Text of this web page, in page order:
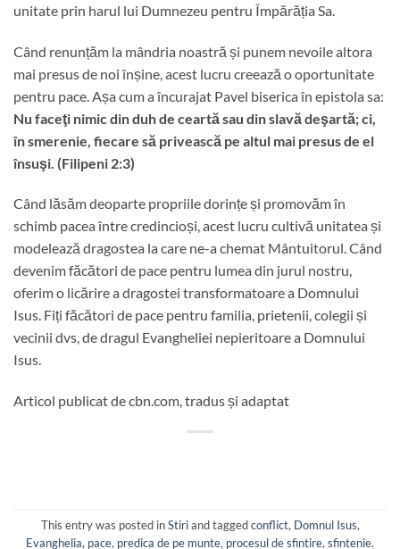
unitate prin harul lui Dumnezeu pentru Împărăția Sa.
Când renunțăm la mândria noastră și punem nevoile altora
mai presus de noi înșine, acest lucru creează o oportunitate
pentru pace. Așa cum a încurajat Pavel biserica în epistola sa:
Nu faceţi nimic din duh de ceartă sau din slavă deşartă; ci,
în smerenie, fiecare să privească pe altul mai presus de el
însuşi. (Filipeni 2:3)
Când lăsăm deoparte propriile dorințe și promovăm în
schimb pacea între credincioși, acest lucru cultivă unitatea și
modelează dragostea la care ne-a chemat Mântuitorul. Când
devenim făcători de pace pentru lumea din jurul nostru,
oferim o licărire a dragostei transformatoare a Domnului
Isus. Fiți făcători de pace pentru familia, prietenii, colegii și
vecinii dvs, de dragul Evangheliei nepieritoare a Domnului
Isus.
Articol publicat de cbn.com, tradus și adaptat
This entry was posted inStiriand taggedconflict, Domnul Isus,
Evanghelia, pace, predica de pe munte, procesul de sfintire,sfintenie.